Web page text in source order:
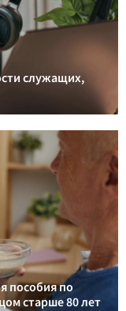
служащих,
пособия по
старше 80 лет